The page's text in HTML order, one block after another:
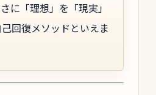
に「理想」を「現実」
回復メソッドといえま